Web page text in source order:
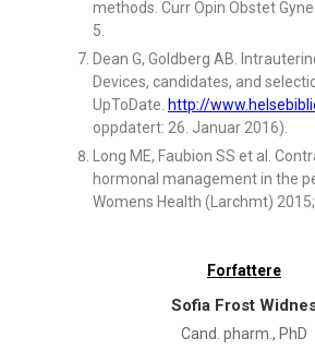
methods. Curr Opin Obstet
5.
Dean G, Goldberg AB.
Devices, candidates, and
UpToDate. http://
oppdatert: 26. Januar 2016).
Long ME, Faubion SS et al.
hormonal management in the
Womens Health (Larchmt) 2015;
Forfattere
Sofia Frost
Cand. pharm., PhD